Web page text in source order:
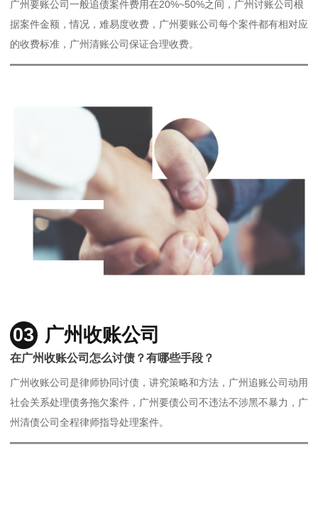
广州要账公司一般追债案件费用在20%~50%之间，广州讨账公司根
据案件金额，情况，难易度收费，广州要账公司每个案件都有相对应
的收费标准，广州清账公司保证合理收费。
03 广州收账公司
在广州收账公司怎么讨债？有哪些手段？
广州收账公司是律师协同讨债，讲究策略和方法，广州追账公司动用
社会关系处理债务拖欠案件，广州要债公司不违法不涉黑不暴力，广
州清债公司全程律师指导处理案件。